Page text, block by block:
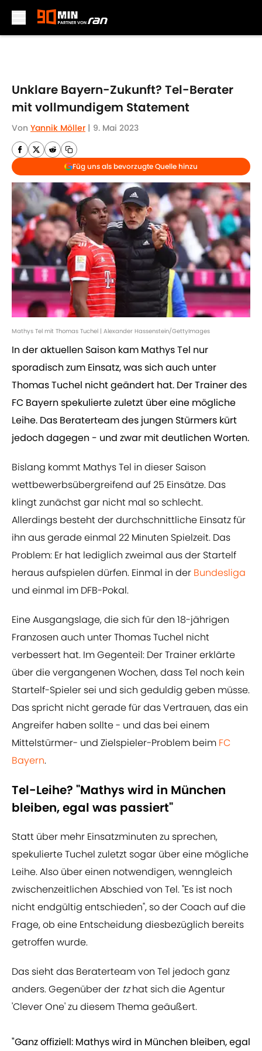
Unklare Bayern-Zukunft? Tel-Berater
mit vollmundigem Statement
Von Yannik Möller | 9. Mai 2023
Füg uns als bevorzugte Quelle hinzu
Mathys Tel mit Thomas Tuchel | Alexander Hassenstein/GettyImages
In der aktuellen Saison kam Mathys Tel nur
sporadisch zum Einsatz, was sich auch unter
Thomas Tuchel nicht geändert hat. Der Trainer des
FC Bayern spekulierte zuletzt über eine mögliche
Leihe. Das Beraterteam des jungen Stürmers kürt
jedoch dagegen - und zwar mit deutlichen Worten.
Bislang kommt Mathys Tel in dieser Saison
wettbewerbsübergreifend auf 25 Einsätze. Das
klingt zunächst gar nicht mal so schlecht.
Allerdings besteht der durchschnittliche Einsatz für
ihn aus gerade einmal 22 Minuten Spielzeit. Das
Problem: Er hat lediglich zweimal aus der Startelf
heraus aufspielen dürfen. Einmal in der Bundesliga
und einmal im DFB-Pokal.
Eine Ausgangslage, die sich für den 18-jährigen
Franzosen auch unter Thomas Tuchel nicht
verbessert hat. Im Gegenteil: Der Trainer erklärte
über die vergangenen Wochen, dass Tel noch kein
Startelf-Spieler sei und sich geduldig geben müsse.
Das spricht nicht gerade für das Vertrauen, das ein
Angreifer haben sollte - und das bei einem
Mittelstürmer- und Zielspieler-Problem beim FC
Bayern.
Tel-Leihe? "Mathys wird in München
bleiben, egal was passiert"
Statt über mehr Einsatzminuten zu sprechen,
spekulierte Tuchel zuletzt sogar über eine mögliche
Leihe. Also über einen notwendigen, wenngleich
zwischenzeitlichen Abschied von Tel. "Es ist noch
nicht endgültig entschieden", so der Coach auf die
Frage, ob eine Entscheidung diesbezüglich bereits
getroffen wurde.
Das sieht das Beraterteam von Tel jedoch ganz
anders. Gegenüber der tzhat sich die Agentur
'Clever One' zu diesem Thema geäußert.
"Ganz offiziell: Mathys wird in München bleiben, egal